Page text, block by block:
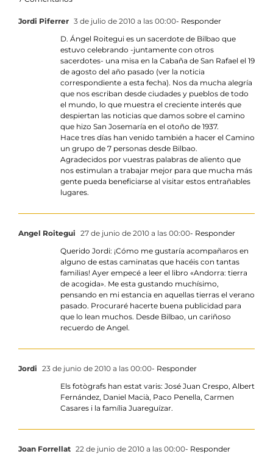
Jordi Piferrer 3 de julio de 2010 a las 00:00- Responder
D. Ángel Roitegui es un sacerdote de Bilbao que
estuvo celebrando -juntamente con otros
sacerdotes- una misa en la Cabaña de San Rafael el 19
de agosto del año pasado (ver la noticia
correspondiente a esta fecha). Nos da mucha alegría
que nos escriban desde ciudades y pueblos de todo
el mundo, lo que muestra el creciente interés que
despiertan las noticias que damos sobre el camino
que hizo San Josemaría en el otoño de 1937.
Hace tres días han venido también a hacer el Camino
un grupo de 7 personas desde Bilbao.
Agradecidos por vuestras palabras de aliento que
nos estimulan a trabajar mejor para que mucha más
gente pueda beneficiarse al visitar estos entrañables
lugares.
Angel Roitegui 27 de junio de 2010 a las 00:00- Responder
Querido Jordi: ¡Cómo me gustaría acompañaros en
alguno de estas caminatas que hacéis con tantas
familias! Ayer empecé a leer el libro «Andorra: tierra
de acogida». Me esta gustando muchísimo,
pensando en mi estancia en aquellas tierras el verano
pasado. Procuraré hacerte buena publicidad para
que lo lean muchos. Desde Bilbao, un cariñoso
recuerdo de Angel.
Jordi 23 de junio de 2010 a las 00:00- Responder
Els fotògrafs han estat varis: José Juan Crespo, Albert
Fernández, Daniel Macià, Paco Penella, Carmen
Casares i la família Juareguízar.
Joan Forrellat 22 de junio de 2010 a las 00:00- Responder